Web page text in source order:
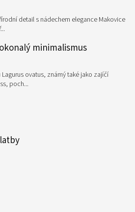
detail s nádechem elegance Makovice
minimalismus
ovatus, známý také jako zajíčí
poch...